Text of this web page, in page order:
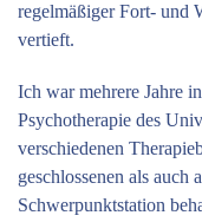
regelmäßiger Fort- und
vertieft.
Ich war mehrere Jahre
Psychotherapie des
verschiedenen
geschlossenen als auch
Schwerpunktstation